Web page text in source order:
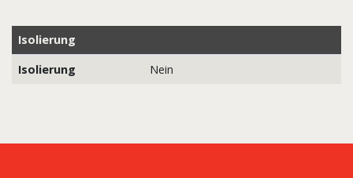
Isolierung
Isolierung
Nein